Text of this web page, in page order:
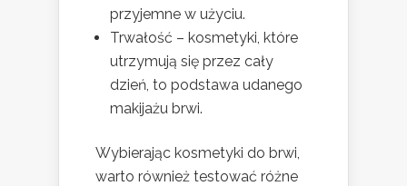
przyjemne w użyciu.
Trwałość – kosmetyki, które
utrzymują się przez cały
dzień, to podstawa udanego
makijażu brwi.
Wybierając kosmetyki do brwi,
warto również testować różne